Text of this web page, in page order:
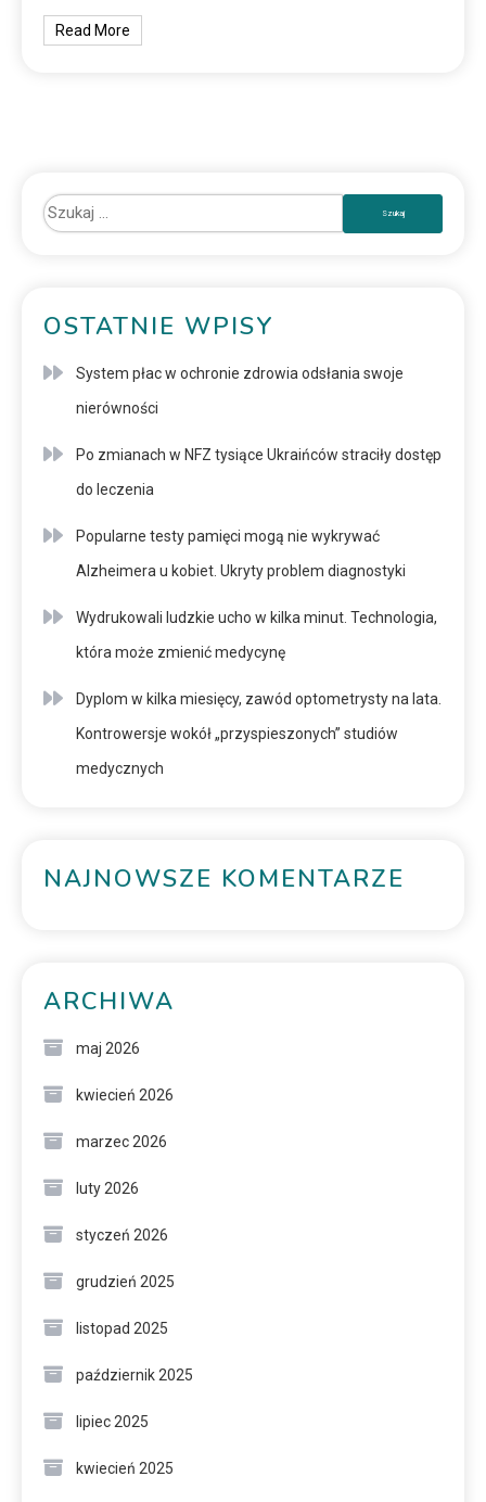
Read More
OSTATNIE WPISY
System płac w ochronie zdrowia odsłania swoje
nierówności
Po zmianach w NFZ tysiące Ukraińców straciły dostęp
do leczenia
Popularne testy pamięci mogą nie wykrywać
Alzheimera u kobiet. Ukryty problem diagnostyki
Wydrukowali ludzkie ucho w kilka minut. Technologia,
która może zmienić medycynę
Dyplom w kilka miesięcy, zawód optometrysty na lata.
Kontrowersje wokół „przyspieszonych” studiów
medycznych
NAJNOWSZE KOMENTARZE
ARCHIWA
maj 2026
kwiecień 2026
marzec 2026
luty 2026
styczeń 2026
grudzień 2025
listopad 2025
październik 2025
lipiec 2025
kwiecień 2025